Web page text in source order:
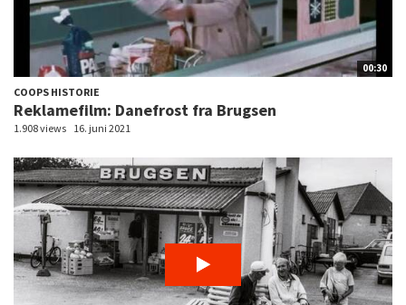
00:30
COOPS HISTORIE
Reklamefilm: Danefrost fra Brugsen
1.908 views 16. juni 2021